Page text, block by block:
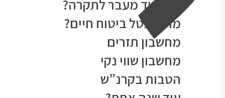
להפקיד מעבר לתקרה?
מתי לבטל ביטוח חיים?
מחשבון תזרים
מחשבון שווי נקי
הטבות בקרנ”ש